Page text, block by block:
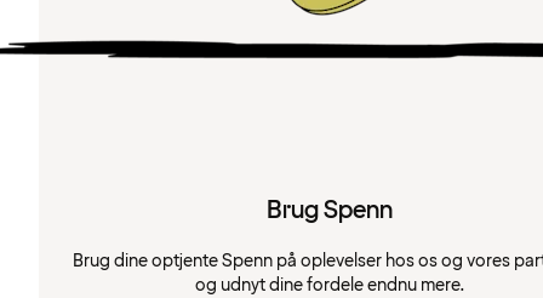
Brug Spenn
Brug dine optjente Spenn på oplevelser hos os og vores
og udnyt dine fordele endnu mere.